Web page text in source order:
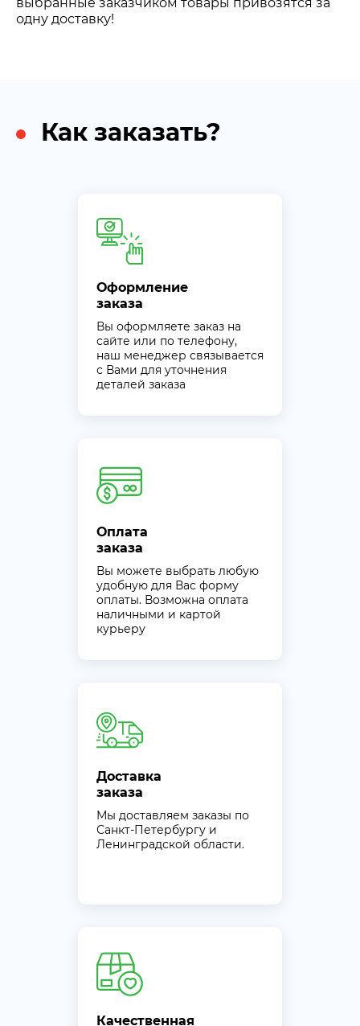
выбранные заказчиком товары привозятся за
одну доставку!
Как заказать?
Оформление
заказа
Вы оформляете заказ на
сайте или по телефону,
наш менеджер связывается
с Вами для уточнения
деталей заказа
Оплата
заказа
Вы можете выбрать любую
удобную для Вас форму
оплаты. Возможна оплата
наличными и картой
курьеру
Доставка
заказа
Мы доставляем заказы по
Санкт-Петербургу и
Ленинградской области.
Качественная